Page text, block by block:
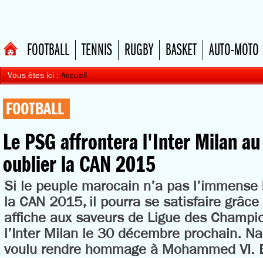
FOOTBALL TENNIS RUGBY BASKET AUTO-MOTO
Vous êtes ici : Accueil
FOOTBALL
Le PSG affrontera l'Inter Milan
oublier la CAN 2015
Si le peuple marocain n’a pas
la CAN 2015, il pourra se satisfaire
affiche aux saveurs de Ligue des
l’Inter Milan le 30 décembre prochain.
voulu rendre hommage à Mohammed VI.